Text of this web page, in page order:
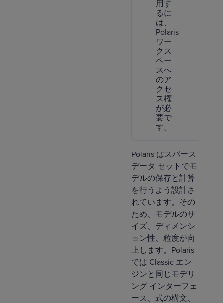
用す
るに
は、
Polaris
ワー
クス
ペー
スへ
のア
クセ
ス権
が必
要で
す。
Polaris はスパース
データ セットでモ
デルの保存と計算
を行うよう設計さ
れています。その
ため、モデルのサ
イズ、ディメンシ
ョン性、粒度が向
上します。Polaris
では Classic エン
ジンと同じモデリ
ング インターフェ
ース、式の構文、